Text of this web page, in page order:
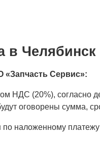
в Челябинск
Сервис»:
НДС (20%),
оговорены сумма,
по наложенному